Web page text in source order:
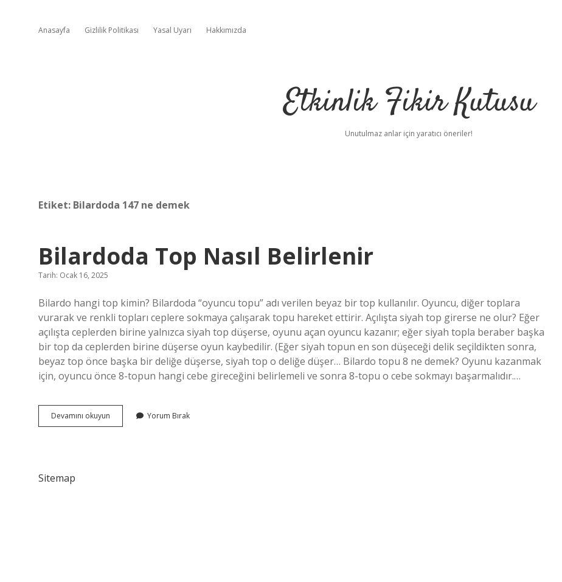
Anasayfa Gizlilik Politikası Yasal Uyarı Hakkımızda
Etkinlik Fikir Kutusu
Unutulmaz anlar için yaratıcı öneriler!
Etiket: Bilardoda 147 ne demek
Bilardoda Top Nasıl Belirlenir
Tarih: Ocak 16, 2025
Bilardo hangi top kimin? Bilardoda “oyuncu topu” adı verilen beyaz bir top kullanılır. Oyuncu, diğer toplara
vurarak ve renkli topları ceplere sokmaya çalışarak topu hareket ettirir. Açılışta siyah top girerse ne olur? Eğer
açılışta ceplerden birine yalnızca siyah top düşerse, oyunu açan oyuncu kazanır; eğer siyah topla beraber başka
bir top da ceplerden birine düşerse oyun kaybedilir. (Eğer siyah topun en son düşeceği delik seçildikten sonra,
beyaz top önce başka bir deliğe düşerse, siyah top o deliğe düşer… Bilardo topu 8 ne demek? Oyunu kazanmak
için, oyuncu önce 8-topun hangi cebe gireceğini belirlemeli ve sonra 8-topu o cebe sokmayı başarmalıdır.…
Devamını okuyun Bilardoda
Top
Yorum Bırak
Sitemap